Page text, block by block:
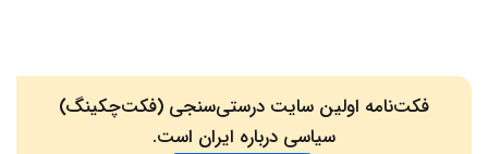
فکت‌نامه اولین سایت درستی‌سنجی (فکت‌چکینگ)
سیاسی درباره ایران است.